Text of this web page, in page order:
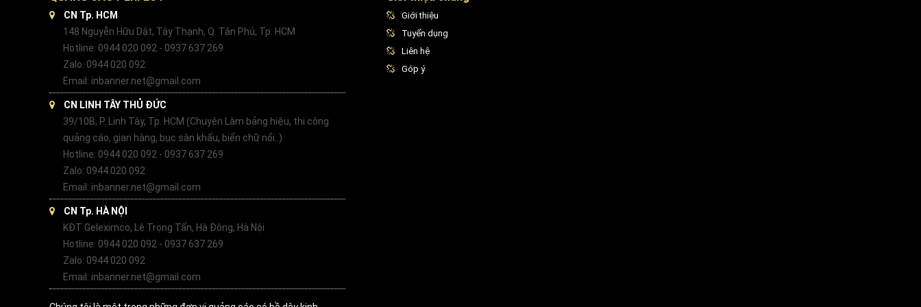
CN Tp. HCM
148 Nguyễn Hữu Dật, Tây Thạnh, Q. Tân Phú, Tp. HCM
Hotline: 0944 020 092 - 0937 637 269
Zalo: 0944 020 092
Email: inbanner.net@gmail.com
CN LINH TÂY THỦ ĐỨC
39/10B, P. Linh Tây, Tp. HCM (Chuyên Làm bảng hiệu, thi công
quảng cáo, gian hàng, bục sân khấu, biển chữ nổi..)
Hotline: 0944 020 092 - 0937 637 269
Zalo: 0944 020 092
Email: inbanner.net@gmail.com
CN Tp. HÀ NỘI
KĐT Geleximco, Lê Trọng Tấn, Hà Đông, Hà Nội
Hotline: 0944 020 092 - 0937 637 269
Zalo: 0944 020 092
Email: inbanner.net@gmail.com
Giới thiệu
Tuyển dụng
Liên hệ
Góp ý